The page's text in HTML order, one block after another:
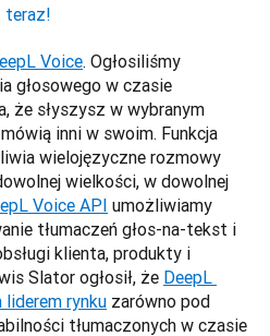
teraz!
Voice. Ogłosiliśmy
głosowego w czasie
że słyszysz w wybranym
inni w swoim. Funkcja
wielojęzyczne rozmowy
wielkości, w dowolnej
Voice API umożliwiamy
tłumaczeń głos-na-tekst i
klienta, produkty i
Slator ogłosił, że DeepL
rynku zarówno pod
tłumaczonych w czasie